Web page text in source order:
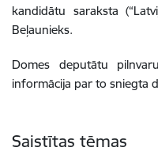
kandidātu saraksta
Beļaunieks.
Domes deputātu
informācija par to sniegta
Saistītas tēmas